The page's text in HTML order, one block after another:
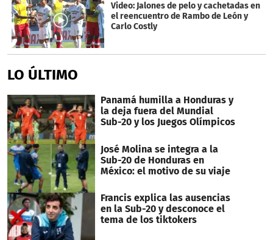
Video: Jalones de pelo y cachetadas en
el reencuentro de Rambo de León y
Carlo Costly
LO ÚLTIMO
Panamá humilla a Honduras y
la deja fuera del Mundial
Sub-20 y los Juegos Olímpicos
José Molina se integra a la
Sub-20 de Honduras en
México: el motivo de su viaje
Francis explica las ausencias
en la Sub-20 y desconoce el
tema de los tiktokers